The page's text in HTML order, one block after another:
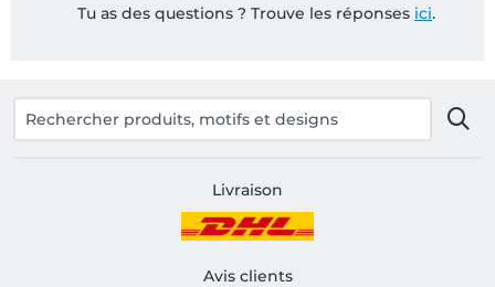
Tu as des questions ? Trouve les réponses ici.
Livraison
Avis clients